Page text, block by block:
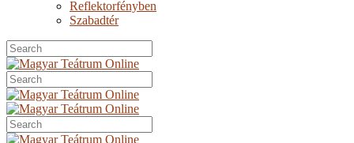
Reflektorfényben
Szabadtér